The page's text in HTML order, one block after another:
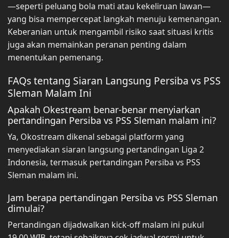
—seperti peluang bola mati atau kekeliruan lawan—
yang bisa mempercepat langkah menuju kemenangan.
Keberanian untuk mengambil risiko saat situasi kritis
juga akan memainkan peranan penting dalam
menentukan pemenang.
FAQs tentang Siaran Langsung Persiba vs PSS
Sleman Malam Ini
Apakah Okestream benar-benar menyiarkan
pertandingan Persiba vs PSS Sleman malam ini?
Ya, Okostream dikenal sebagai platform yang
menyediakan siaran langsung pertandingan Liga 2
Indonesia, termasuk pertandingan Persiba vs PSS
Sleman malam ini.
Jam berapa pertandingan Persiba vs PSS Sleman
dimulai?
Pertandingan dijadwalkan kick-off malam ini pukul